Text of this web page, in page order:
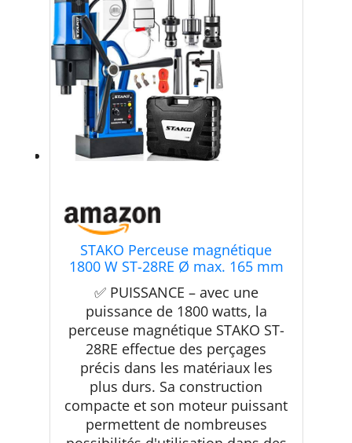
STAKO Perceuse magnétique
1800 W ST-28RE Ø max. 165 mm
Carotteuse portable Weldon 19
mm et mandrin 3-16 mm
✅ PUISSANCE – avec une
puissance de 1800 watts, la
perceuse magnétique STAKO ST-
28RE effectue des perçages
précis dans les matériaux les
plus durs. Sa construction
compacte et son moteur puissant
permettent de nombreuses